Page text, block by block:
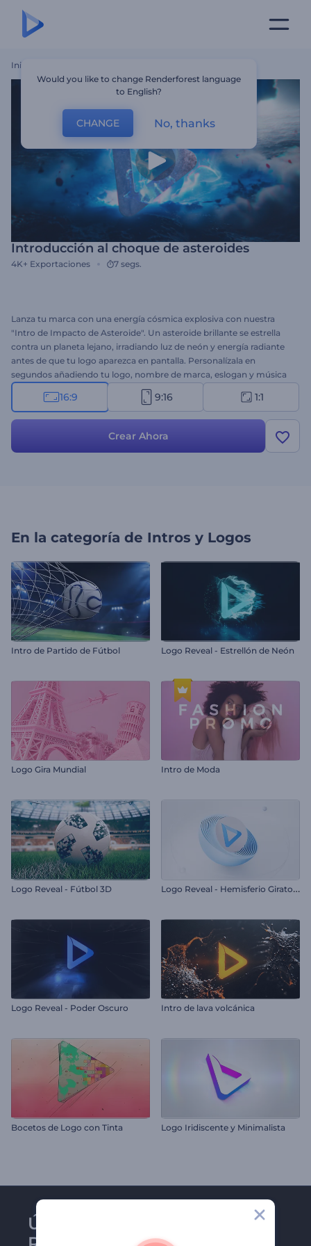
Inicio
Introducción al choque de asteroides
4K+ Exportaciones 7 segs.
Lanza tu marca con una energía cósmica explosiva con nuestra
"Intro de Impacto de Asteroide". Un asteroide brillante se estrella
contra un planeta lejano, irradiando luz de neón y energía radiante
antes de que tu logo aparezca en pantalla. Personalízala en
segundos añadiendo tu logo, nombre de marca, eslogan y música
de fondo. Perfecta para intros de ciencia ficción, tráilers
cinematográficos, intros futuristas, canales de videojuegos y otros
16:9 9:16 1:1
Crear Ahora
En la categoría de Intros y Logos
Intro de Partido de Fútbol Logo Reveal - Estrellón de Neón
Logo Gira Mundial Intro de Moda
Logo Reveal - Fútbol 3D L
ogo Reveal - Hemisferio Giratorio
Logo Reveal - Poder Oscuro Intro de lava volcánica
Bocetos de Logo con Tinta Logo Iridiscente y Minimalista
Únase al boletín de
Would you like to change Renderforest language
to English?
CHANGE No, thanks